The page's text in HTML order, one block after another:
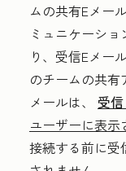
ムの共有Eメー
ミュニケーシ
り、受信Eメー
のチームの共
メールは、 受
ユーザーに表示
接続する前に受